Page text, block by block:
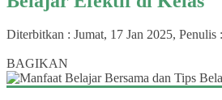
Diterbitkan : Jumat, 17 Jan 2025, Penulis :
BAGIKAN